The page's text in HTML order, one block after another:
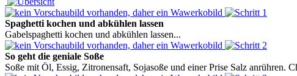
Spaghetti kochen und abkühlen lassen
Gabelspaghetti kochen und abkühlen lassen...
So geht die geniale Soße
Soße mit Öl, Essig, Zitronensaft, Sojasoße und einer Prise Salz anrühren.